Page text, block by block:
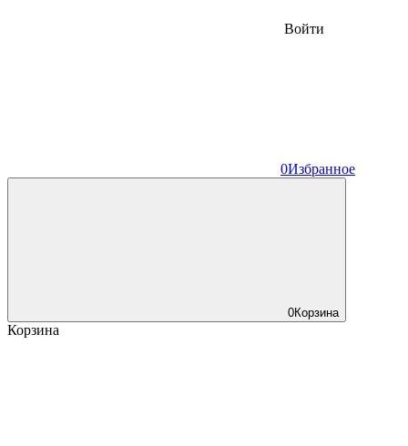
Войти
0Избранное
0Корзина
Корзина